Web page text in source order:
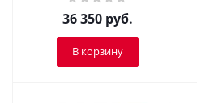
36 350 руб.
В корзину